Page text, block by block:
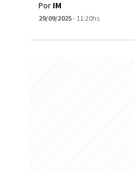
Por IM
29/09/2025- 11:20hs